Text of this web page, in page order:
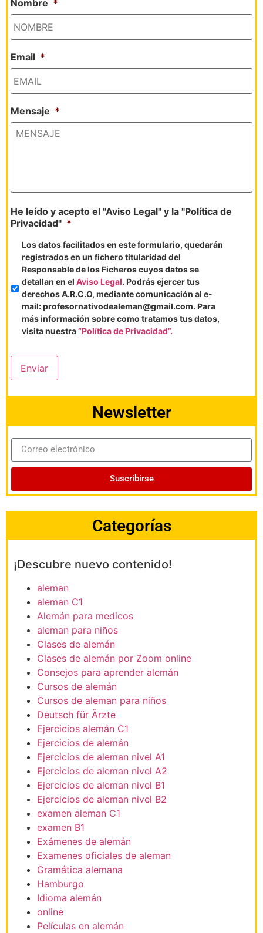
Nombre *
Email *
Mensaje *
He leído y acepto el "Aviso Legal" y la "Política de
Privacidad" *
Los datos facilitados en este formulario, quedarán
registrados en un fichero titularidad del
Responsable de los Ficheros cuyos datos se
detallan en el Aviso Legal. Podrás ejercer tus
derechos A.R.C.O, mediante comunicación al e-
mail: profesornativodealeman@gmail.com. Para
más información sobre como tratamos tus datos,
visita nuestra“Política de Privacidad”.
Enviar
Newsletter
Suscribirse
Categorías
¡Descubre nuevo contenido!
aleman
aleman C1
Alemán para medicos
aleman para niños
Clases de alemán
Clases de alemán por Zoom online
Consejos para aprender alemán
Cursos de alemán
Cursos de aleman para niños
Deutsch für Ärzte
Ejercicios alemán C1
Ejercicios de alemán
Ejercicios de aleman nivel A1
Ejercicios de aleman nivel A2
Ejercicios de aleman nivel B1
Ejercicios de aleman nivel B2
examen aleman C1
examen B1
Exámenes de alemán
Examenes oficiales de aleman
Gramática alemana
Hamburgo
Idioma alemán
online
Películas en alemán